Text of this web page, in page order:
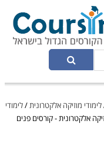
לימודי מוזיקה אלקטרונית/לימודי
אלקטרונית - קורסים פנים